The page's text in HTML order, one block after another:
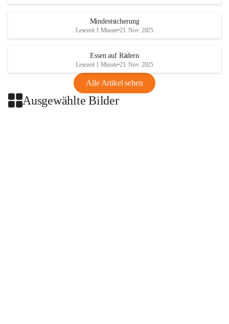
Mindestsicherung
Lesezeit 1 Minute•21. Nov. 2025
Essen auf Rädern
Lesezeit 1 Minute•21. Nov. 2025
Alle Artikel sehen
Ausgewählte Bilder